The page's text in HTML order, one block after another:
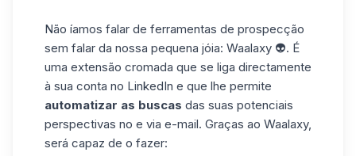
Não íamos falar de ferramentas de prospecção
sem falar da nossa pequena jóia: Waalaxy 👽. É
uma extensão cromada que se liga directamente
à sua conta no LinkedIn e que lhe permite
automatizar as buscas das suas potenciais
perspectivas no e via e-mail. Graças ao Waalaxy,
será capaz de o fazer: